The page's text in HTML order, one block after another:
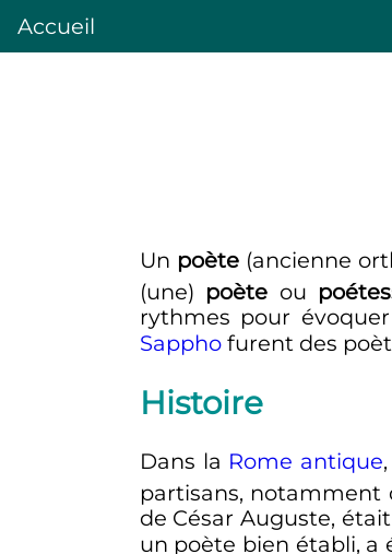
Accueil
Un poète(ancienne
(une) poète ou
rythmes pour
Sapphofurent des
Histoire
Dans la Rome antique
partisans, notamment
de César Auguste,
un poète bien établi,